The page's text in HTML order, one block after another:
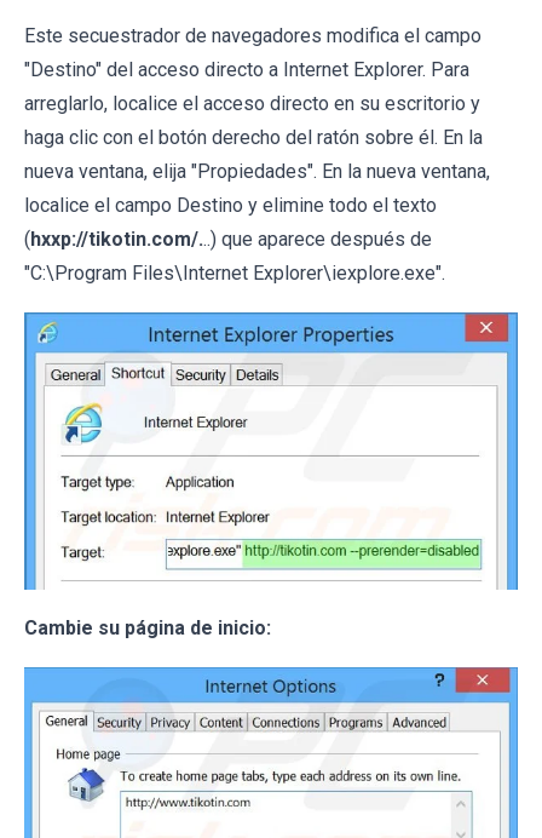
Este secuestrador de navegadores modifica el campo
"Destino" del acceso directo a Internet Explorer. Para
arreglarlo, localice el acceso directo en su escritorio y
haga clic con el botón derecho del ratón sobre él. En la
nueva ventana, elija "Propiedades". En la nueva ventana,
localice el campo Destino y elimine todo el texto
( hxxp://tikotin.com/...) que aparece después de
"C:\Program Files\Internet Explorer\iexplore.exe".
Cambie su página de inicio: